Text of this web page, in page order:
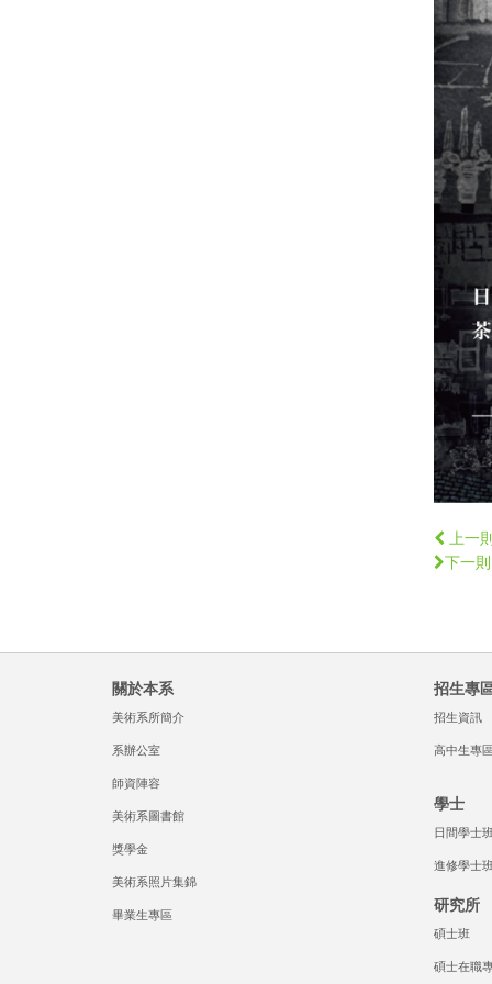
上一
下一
關於本系
美術系所簡介
系辦公室
師資陣容
美術系圖書館
獎學金
美術系照片集錦
畢業生專區
招生專
招生資訊
高中生專
學士
日間學士
進修學士
研究所
碩士班
碩士在職